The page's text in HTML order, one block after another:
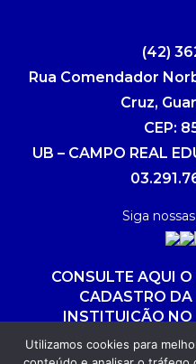
(42)
Rua Comendador
Cruz,
CEP:
UB – CAMPO REAL
Siga
CONSULTE AQUI O
CADASTRO DA
INSTITUIÇÃO NO
SISTEMA E-MEC
Utilizamos cookies para